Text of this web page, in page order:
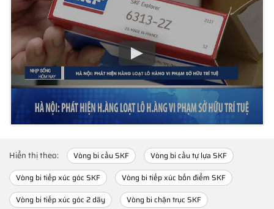
Hiển thị theo: Vòng bi cầu SKF
Vòng bi cầu tự lựa SKF
Vòng bi tiếp xúc góc SKF
Vòng bi tiếp xúc bốn điểm SKF
Vòng bi tiếp xúc góc 2 dãy
Vòng bi chặn trục SKF